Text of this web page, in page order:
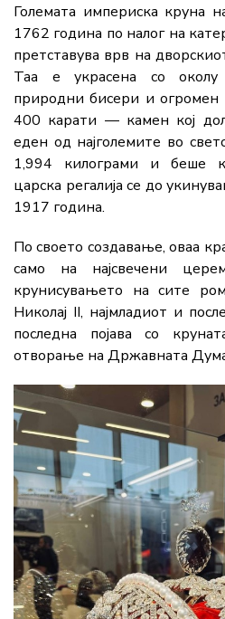
Големата империска круна
1762 година по налог на
претставува врв на
Таа е украсена со
природни бисери и огромен
400 карати — камен кој
еден од најголемите во
1,994 килограми и беше
царска регалија се до
1917 година.
По своето создавање, оваа
само на најсвечени
крунисувањето на сите
Николај II, најмладиот и
последна појава со
отворање на Државната